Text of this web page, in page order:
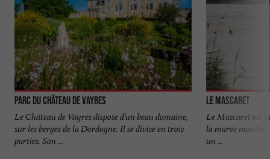
Parc du Château de Vayres
Le Château de Vayres dispose d’un beau domaine,
sur les berges de la Dordogne. Il se divise en trois
parties. Son ...
Le Mascaret
Le Mascaret est
la marée
un ...